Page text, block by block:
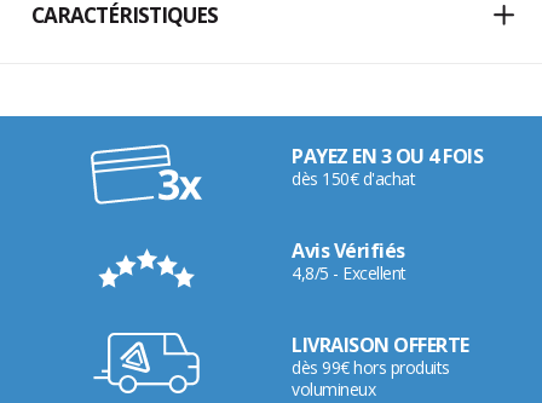
CARACTÉRISTIQUES
PAYEZ EN 3 OU 4 FOIS
dès 150€ d'achat
Avis Vérifiés
4,8/5 - Excellent
LIVRAISON OFFERTE
dès 99€ hors produits
volumineux